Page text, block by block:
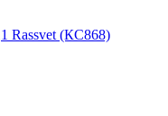
Rassvet (КС868)